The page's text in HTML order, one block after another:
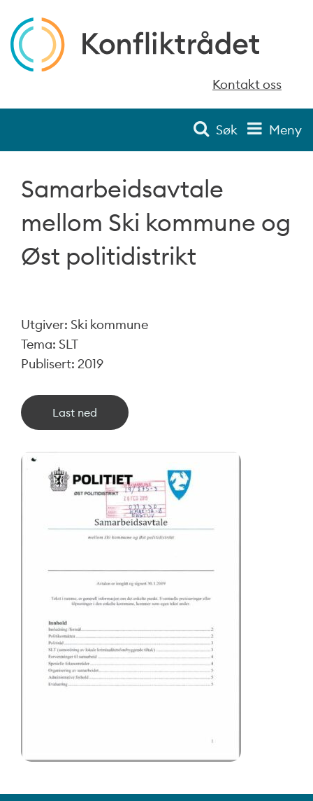
Kontakt oss
Søk Meny
Samarbeidsavtale
mellom Ski kommune og
Øst politidistrikt
Utgiver: Ski kommune
Tema: SLT
Publisert: 2019
Last ned